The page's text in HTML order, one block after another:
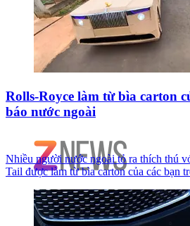
Rolls-Royce làm từ bìa carton
báo nước ngoài
Nhiều người nước ngoài tỏ ra thích thú
Tail được làm từ bìa carton của các bạn